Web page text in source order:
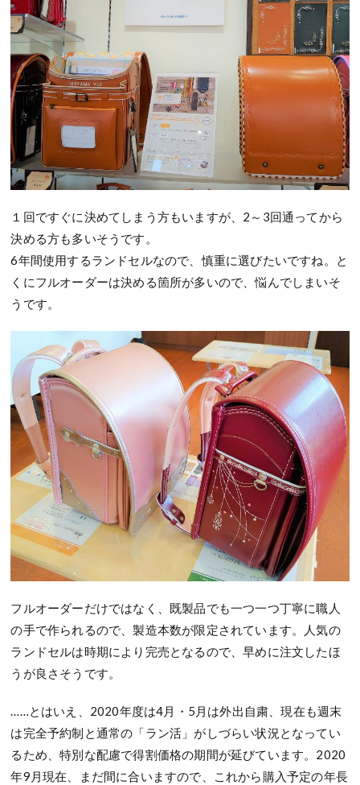
１回ですぐに決めてしまう方もいますが、2～3回通ってから
決める方も多いそうです。
6年間使用するランドセルなので、慎重に選びたいですね。と
くにフルオーダーは決める箇所が多いので、悩んでしまいそ
うです。
フルオーダーだけではなく、既製品でも一つ一つ丁寧に職人
の手で作られるので、製造本数が限定されています。人気の
ランドセルは時期により完売となるので、早めに注文したほ
うが良さそうです。
……とはいえ、2020年度は4月・5月は外出自粛、現在も週末
は完全予約制と通常の「ラン活」がしづらい状況となってい
るため、特別な配慮で得割価格の期間が延びています。2020
年9月現在、まだ間に合いますので、これから購入予定の年長